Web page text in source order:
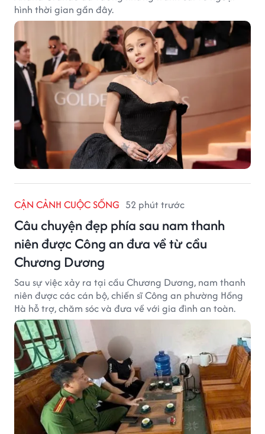
hình thời gian gần đây.
CẬN CẢNH CUỘC SỐNG 52 phút trước
Câu chuyện đẹp phía sau nam thanh
niên được Công an đưa về từ cầu
Chương Dương
Sau sự việc xảy ra tại cầu Chương Dương, nam thanh
niên được các cán bộ, chiến sĩ Công an phường Hồng
Hà hỗ trợ, chăm sóc và đưa về với gia đình an toàn.